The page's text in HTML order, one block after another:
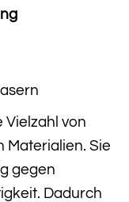
Vielzahl von
Materialien. Sie
gegen
Dadurch